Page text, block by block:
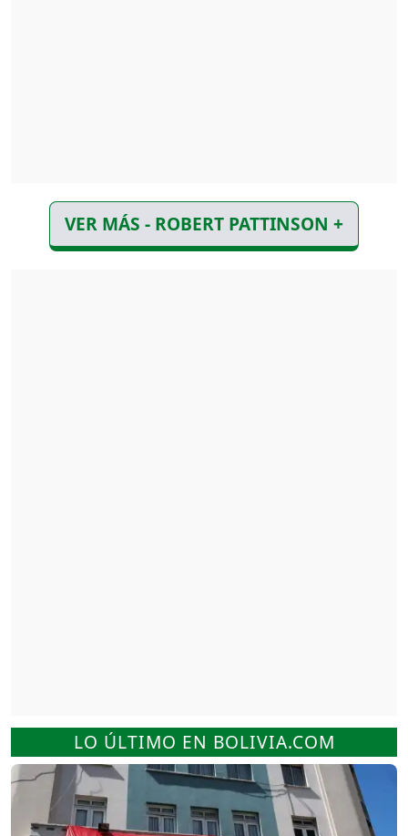
VER MÁS - ROBERT PATTINSON +
LO ÚLTIMO EN BOLIVIA.COM